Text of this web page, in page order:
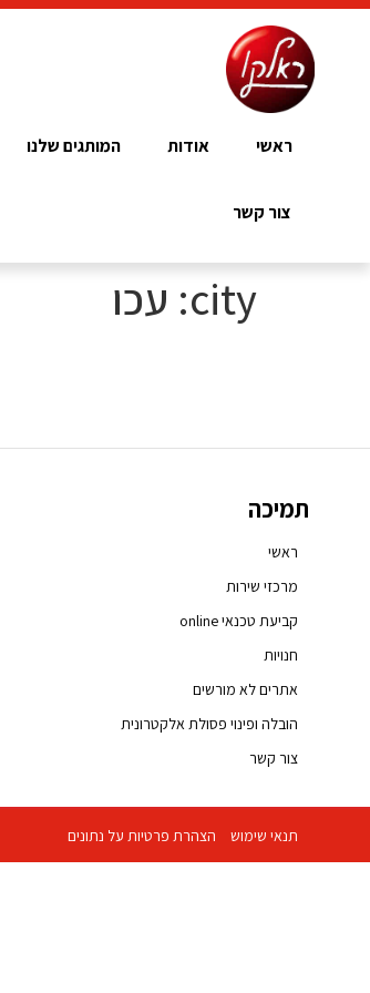
ראשי אודות המותגים שלנו
צור קשר
city: עכו
תמיכה
ראשי
מרכזי שירות
קביעת טכנאי online
חנויות
אתרים לא מורשים
הובלה ופינוי פסולת אלקטרונית
צור קשר
תנאי שימוש הצהרת פרטיות על נתונים